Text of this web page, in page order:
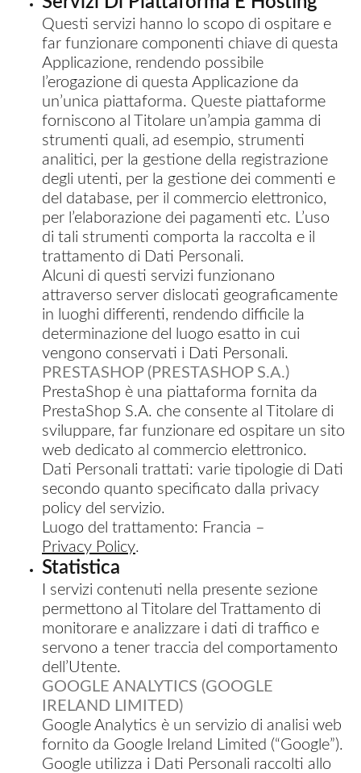
Questi servizi hanno lo scopo di ospitare e
far funzionare componenti chiave di questa
Applicazione, rendendo possibile
l’erogazione di questa Applicazione da
un’unica piattaforma. Queste piattaforme
forniscono al Titolare un’ampia gamma di
strumenti quali, ad esempio, strumenti
analitici, per la gestione della registrazione
degli utenti, per la gestione dei commenti e
del database, per il commercio elettronico,
per l’elaborazione dei pagamenti etc. L’uso
di tali strumenti comporta la raccolta e il
trattamento di Dati Personali.
Alcuni di questi servizi funzionano
attraverso server dislocati geograficamente
in luoghi differenti, rendendo difficile la
determinazione del luogo esatto in cui
vengono conservati i Dati Personali.
PRESTASHOP (PRESTASHOP S.A.)
PrestaShop è una piattaforma fornita da
PrestaShop S.A. che consente al Titolare di
sviluppare, far funzionare ed ospitare un sito
web dedicato al commercio elettronico.
Dati Personali trattati: varie tipologie di Dati
secondo quanto specificato dalla privacy
policy del servizio.
Luogo del trattamento: Francia –
Privacy Policy.
Statistica
I servizi contenuti nella presente sezione
permettono al Titolare del Trattamento di
monitorare e analizzare i dati di traffico e
servono a tener traccia del comportamento
dell’Utente.
GOOGLE ANALYTICS (GOOGLE
IRELAND LIMITED)
Google Analytics è un servizio di analisi web
fornito da Google Ireland Limited (“Google”).
Google utilizza i Dati Personali raccolti allo